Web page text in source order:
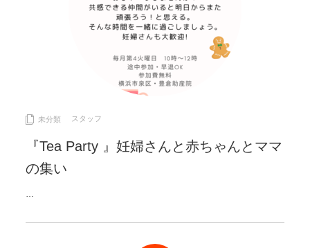
未分類 スタッフ
『Tea Party 』妊婦さんと赤ちゃんとママ
の集い
…